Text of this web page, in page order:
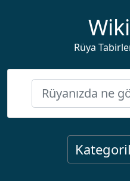
Rüya